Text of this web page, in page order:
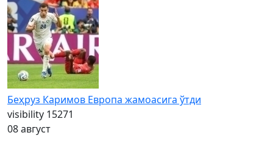
Беҳруз Каримов Европа жамоасига ўтди
visibility 15271
08 август